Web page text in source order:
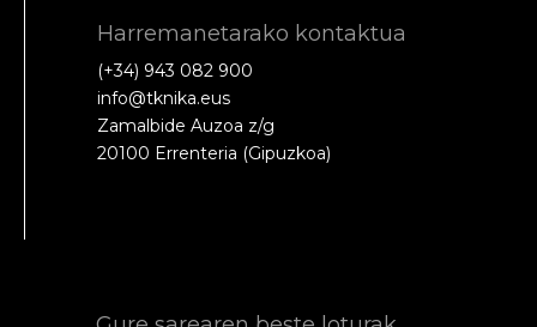
Harremanetarako kontaktua
(+34) 943 082 900
info@tknika.eus
Zamalbide Auzoa z/g
20100 Errenteria (Gipuzkoa)